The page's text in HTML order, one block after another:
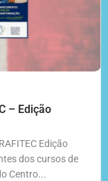
– Edição
Edição
dos cursos de
Centro...